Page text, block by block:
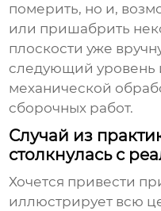
померить, но и,
или пришабрить
плоскости уже
следующий уровень
механической
сборочных работ.
Случай из
столкнулась с
Хочется привести
иллюстрирует всю